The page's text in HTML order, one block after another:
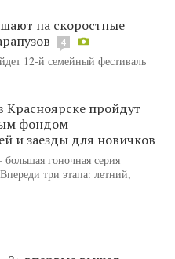
на скоростные
4
12-й семейный фестиваль
Красноярске пройдут
фондом
и заезды для новичков
гоночная серия
три этапа: летний,